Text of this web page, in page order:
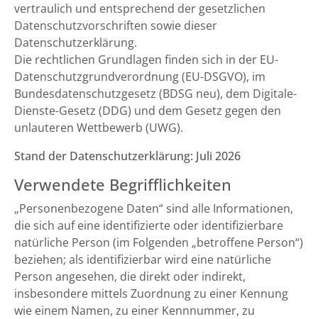
vertraulich und entsprechend der gesetzlichen
Datenschutzvorschriften sowie dieser
Datenschutzerklärung.
Die rechtlichen Grundlagen finden sich in der EU-
Datenschutzgrundverordnung (EU-DSGVO), im
Bundesdatenschutzgesetz (BDSG neu), dem Digitale-
Dienste-Gesetz (DDG) und dem Gesetz gegen den
unlauteren Wettbewerb (UWG).
Stand der Datenschutzerklärung: Juli 2026
Verwendete Begrifflichkeiten
„Personenbezogene Daten“ sind alle Informationen,
die sich auf eine identifizierte oder identifizierbare
natürliche Person (im Folgenden „betroffene Person“)
beziehen; als identifizierbar wird eine natürliche
Person angesehen, die direkt oder indirekt,
insbesondere mittels Zuordnung zu einer Kennung
wie einem Namen, zu einer Kennnummer, zu